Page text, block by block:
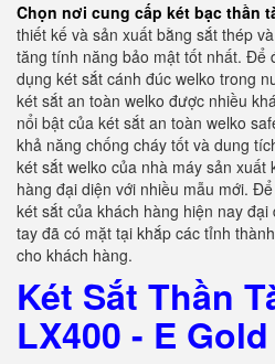
Chọn nơi cung cấp két bạc thần
thiết kế và sản xuất bằng sắt thép
tăng tính năng bảo mật tốt nhất. Để
dụng két sắt cánh đúc welko trong
két sắt an toàn welko được nhiều
nổi bật của két sắt an toàn welko
khả năng chống cháy tốt và dung
két sắt welko của nhà máy sản xuất
hàng đại diện với nhiều mẫu mới.
két sắt của khách hàng hiện nay
tay đã có mặt tại khắp các tỉnh
cho khách hàng.
Két Sắt Thần
LX400 - E Gold